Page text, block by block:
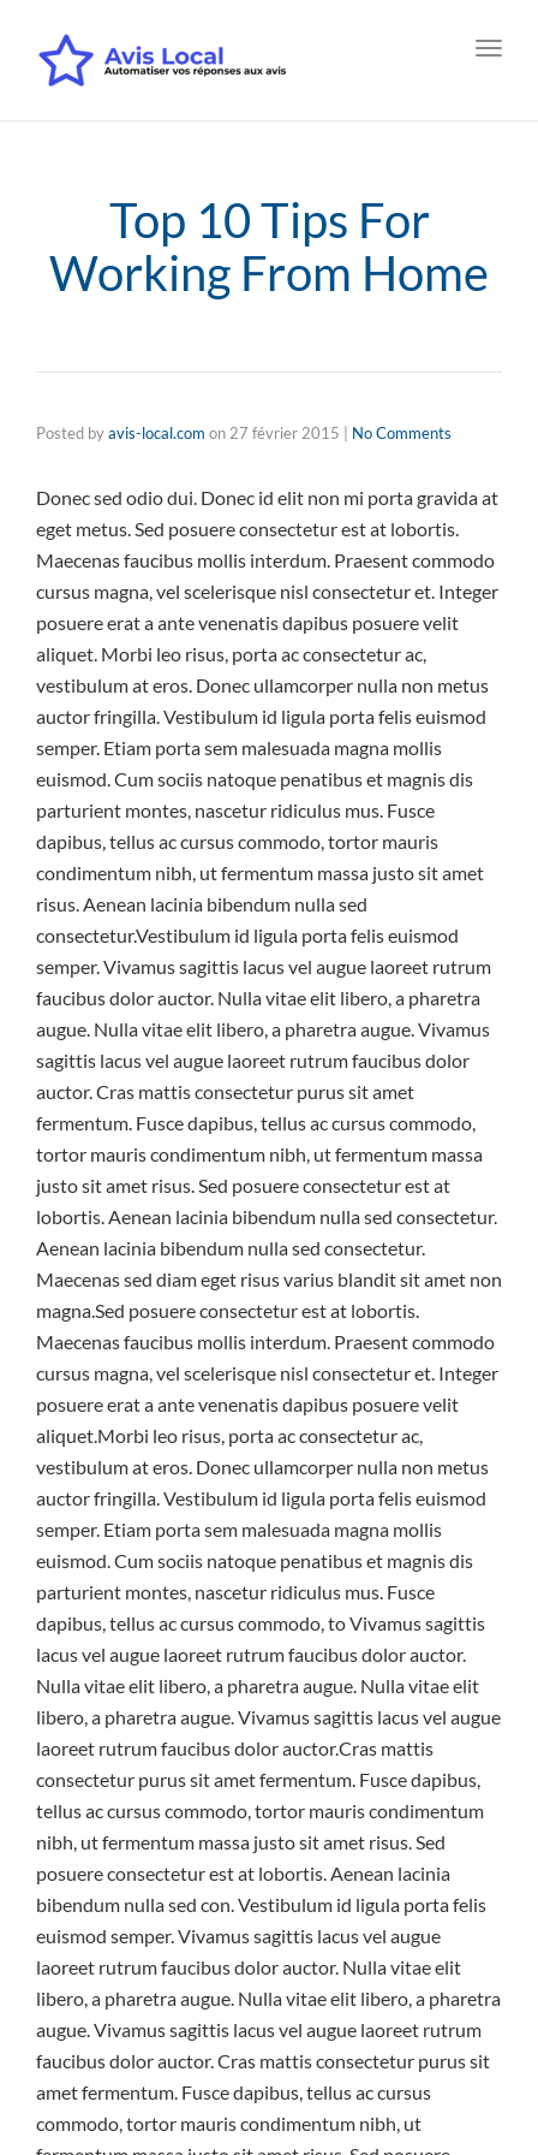
Top 10 Tips For
Working From Home
Posted byavis-local.com on 27 février 2015 No Comments
Donec sed odio dui. Donec id elit non mi porta gravida at
eget metus. Sed posuere consectetur est at lobortis.
Maecenas faucibus mollis interdum. Praesent commodo
cursus magna, vel scelerisque nisl consectetur et. Integer
posuere erat a ante venenatis dapibus posuere velit
aliquet. Morbi leo risus, porta ac consectetur ac,
vestibulum at eros. Donec ullamcorper nulla non metus
auctor fringilla. Vestibulum id ligula porta felis euismod
semper. Etiam porta sem malesuada magna mollis
euismod. Cum sociis natoque penatibus et magnis dis
parturient montes, nascetur ridiculus mus. Fusce
dapibus, tellus ac cursus commodo, tortor mauris
condimentum nibh, ut fermentum massa justo sit amet
risus. Aenean lacinia bibendum nulla sed
consectetur.Vestibulum id ligula porta felis euismod
semper. Vivamus sagittis lacus vel augue laoreet rutrum
faucibus dolor auctor. Nulla vitae elit libero, a pharetra
augue. Nulla vitae elit libero, a pharetra augue. Vivamus
sagittis lacus vel augue laoreet rutrum faucibus dolor
auctor. Cras mattis consectetur purus sit amet
fermentum. Fusce dapibus, tellus ac cursus commodo,
tortor mauris condimentum nibh, ut fermentum massa
justo sit amet risus. Sed posuere consectetur est at
lobortis. Aenean lacinia bibendum nulla sed consectetur.
Aenean lacinia bibendum nulla sed consectetur.
Maecenas sed diam eget risus varius blandit sit amet non
magna.Sed posuere consectetur est at lobortis.
Maecenas faucibus mollis interdum. Praesent commodo
cursus magna, vel scelerisque nisl consectetur et. Integer
posuere erat a ante venenatis dapibus posuere velit
aliquet.Morbi leo risus, porta ac consectetur ac,
vestibulum at eros. Donec ullamcorper nulla non metus
auctor fringilla. Vestibulum id ligula porta felis euismod
semper. Etiam porta sem malesuada magna mollis
euismod. Cum sociis natoque penatibus et magnis dis
parturient montes, nascetur ridiculus mus. Fusce
dapibus, tellus ac cursus commodo, to Vivamus sagittis
lacus vel augue laoreet rutrum faucibus dolor auctor.
Nulla vitae elit libero, a pharetra augue. Nulla vitae elit
libero, a pharetra augue. Vivamus sagittis lacus vel augue
laoreet rutrum faucibus dolor auctor.Cras mattis
consectetur purus sit amet fermentum. Fusce dapibus,
tellus ac cursus commodo, tortor mauris condimentum
nibh, ut fermentum massa justo sit amet risus. Sed
posuere consectetur est at lobortis. Aenean lacinia
bibendum nulla sed con. Vestibulum id ligula porta felis
euismod semper. Vivamus sagittis lacus vel augue
laoreet rutrum faucibus dolor auctor. Nulla vitae elit
libero, a pharetra augue. Nulla vitae elit libero, a pharetra
augue. Vivamus sagittis lacus vel augue laoreet rutrum
faucibus dolor auctor. Cras mattis consectetur purus sit
amet fermentum. Fusce dapibus, tellus ac cursus
commodo, tortor mauris condimentum nibh, ut